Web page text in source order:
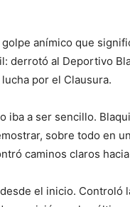
anímico que
derrotó al Deportivo
por el Clausura.
iba a ser sencillo.
sobre todo en
caminos claros
el inicio. Controló